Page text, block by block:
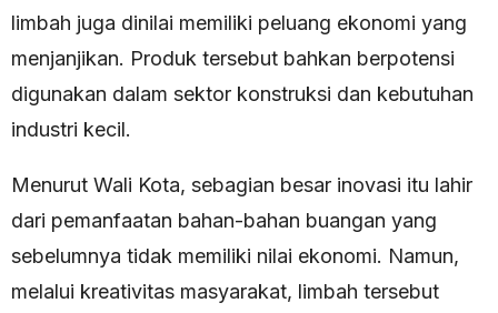
limbah juga dinilai memiliki peluang ekonomi yang
menjanjikan. Produk tersebut bahkan berpotensi
digunakan dalam sektor konstruksi dan kebutuhan
industri kecil.
Menurut Wali Kota, sebagian besar inovasi itu lahir
dari pemanfaatan bahan-bahan buangan yang
sebelumnya tidak memiliki nilai ekonomi. Namun,
melalui kreativitas masyarakat, limbah tersebut